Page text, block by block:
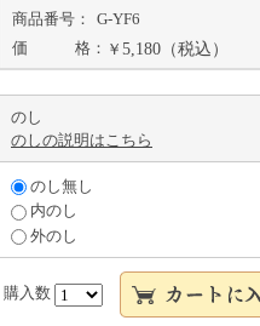
商品番号：
G-YF6
価 格： ￥ 5,180 （税込）
のし
のしの説明はこちら
のし無し
内のし
外のし
購入数